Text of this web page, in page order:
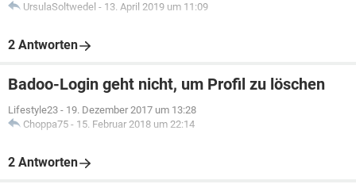
UrsulaSoltwedel - 13. April 2019 um 11:09
2 Antworten
Badoo-Login geht nicht, um Profil zu löschen
Lifestyle23 - 19. Dezember 2017 um 13:28
Choppa75 - 15. Februar 2018 um 22:14
2 Antworten